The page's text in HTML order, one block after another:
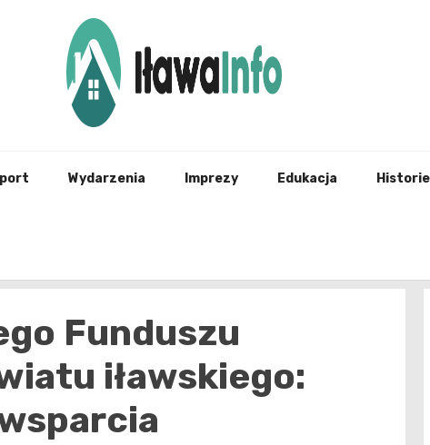
Wydarzenia Imprezy Edukacja
Funduszu
iławskiego: